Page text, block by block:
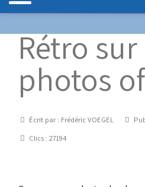
Rétro
photos
DétailsÉcrit par : Frédéric VOEGEL
Clics : 27194